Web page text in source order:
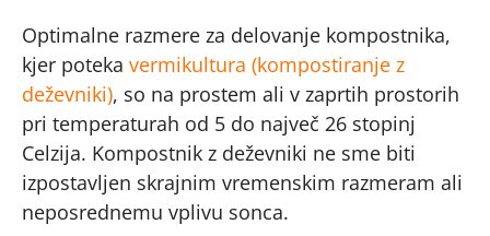
Optimalne razmere za delovanje kompostnika,
kjer poteka vermikultura (kompostiranje z
deževniki), so na prostem ali v zaprtih prostorih
pri temperaturah od 5 do največ 26 stopinj
Celzija. Kompostnik z deževniki ne sme biti
izpostavljen skrajnim vremenskim razmeram ali
neposrednemu vplivu sonca.